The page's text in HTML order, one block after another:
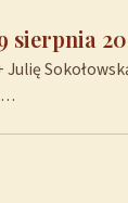
sierpnia